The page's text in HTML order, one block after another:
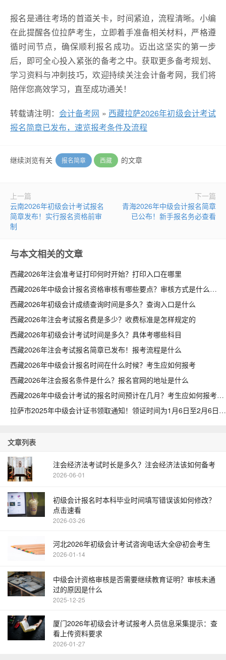
报名是通往考场的首道关卡，时间紧迫，流程清晰。小编
在此提醒各位拉萨考生，立即着手准备相关材料，严格遵
循时间节点，确保顺利报名成功。迈出这坚实的第一步
后，即可全心投入紧张的备考之中。获取更多备考规划、
学习资料与冲刺技巧，欢迎持续关注会计备考网，我们将
陪伴您高效学习，直至成功通关！
转载请注明： 会计备考网 » 西藏拉萨2026年初级会计考试
报名简章已发布，速览报考条件及流程
继续浏览有关 报名简章 西藏 的文章
上一篇
云南2026年初级会计考试报名
简章发布！实行报名资格前审
制
下一篇
青海2026年中级会计报名简章
已公布！新手报名务必查看
与本文相关的文章
西藏2026年注会准考证打印何时开始？打印入口在哪里
西藏2026年中级会计报名资格审核有哪些要点？审核方式是什么
西藏2026年初级会计成绩查询时间是多久？查询入口是什么
西藏2026年注会考试报名费是多少？收费标准是怎样规定的
西藏2026年初级会计考试时间是多久？具体考哪些科目
西藏2026年注会考试报名简章已发布！报考流程是什么
西藏2026年中级会计报名时间在什么时候？考生应如何报考
西藏2026年注会报名条件是什么？报名官网的地址是什么
西藏2026年中级会计考试的报名时间预计在几月？考生应如何报考
拉萨市2025年中级会计证书领取通知！领证时间为1月6日至2月6日
文章列表
注会经济法考试时长是多久？注会经济法该如何备考
2026-06-01
初级会计报名时本科毕业时间填写错误该如何修改？
点击速看
2026-03-26
河北2026年初级会计考试咨询电话大全@初会考生
2026-01-14
中级会计资格审核是否需要继续教育证明？审核未通
过的原因是什么
2025-12-25
厦门2026年初级会计考试报考人员信息采集提示：查
看上传资料要求
2026-01-27